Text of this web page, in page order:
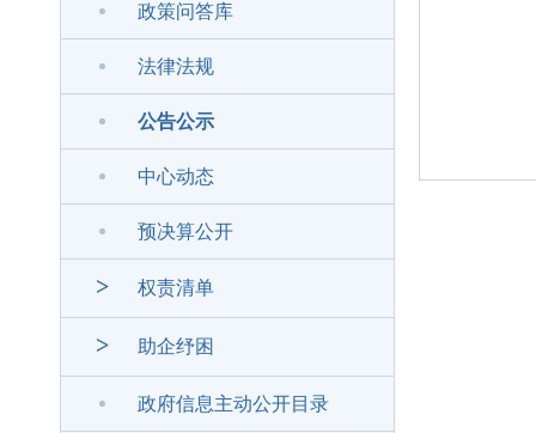
政策问答库
法律法规
公告公示
中心动态
预决算公开
> 权责清单
> 助企纾困
政府信息主动公开目录